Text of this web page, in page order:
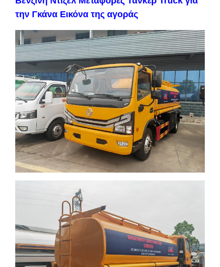
την Γκάνα Εικόνα της αγοράς